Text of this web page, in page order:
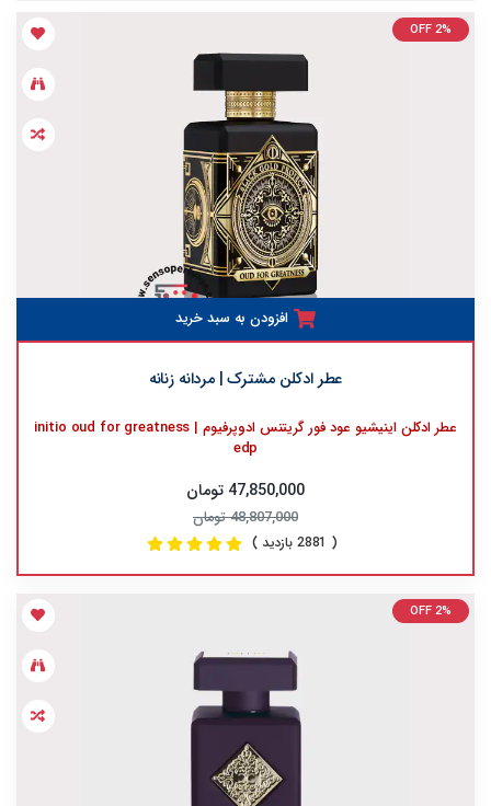
OFF 2%
افزودن به سبد خرید
عطر ادکلن مشترک | مردانه زنانه
عطر ادکلن اینیشیو عود فور گریتنس ادوپرفیوم | initio oud for greatness
edp
47,850,000 تومان
48,807,000 تومان
( 2881 بازدید )
OFF 2%